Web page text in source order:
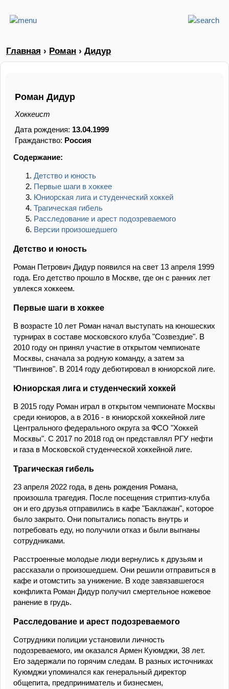
Главная › Роман › Дидур
Роман Дидур
Хоккеист
Дата рождения: 13.04.1999
Гражданство: Россия
Содержание:
Детство и юность
Первые шаги в хоккее
Юниорская лига и студенческий хоккей
Трагическая гибель
Расследование и арест подозреваемого
Версии произошедшего
Детство и юность
Роман Петрович Дидур появился на свет 13 апреля 1999
года. Его детство прошло в Москве, где он с ранних лет
увлекся хоккеем.
Первые шаги в хоккее
В возрасте 10 лет Роман начал выступать на юношеских
турнирах в составе московского клуба "Созвездие". В
2010 году он принял участие в открытом чемпионате
Москвы, сначала за родную команду, а затем за
"Пингвинов". В 2014 году дебютировал в юниорской лиге.
Юниорская лига и студенческий хоккей
В 2015 году Роман играл в открытом чемпионате Москвы
среди юниоров, а в 2016 - в юниорской хоккейной лиге
Центрального федерального округа за ФСО "Хоккей
Москвы". С 2017 по 2018 год он представлял РГУ нефти
и газа в Московской студенческой хоккейной лиге.
Трагическая гибель
23 апреля 2022 года, в день рождения Романа,
произошла трагедия. После посещения стриптиз-клуба
он и его друзья отправились в кафе "Баклажан", которое
было закрыто. Они попытались попасть внутрь и
потребовать еду, но получили отказ и были выгнаны
сотрудниками.
Расстроенные молодые люди вернулись к друзьям и
рассказали о произошедшем. Они решили отправиться в
кафе и отомстить за унижение. В ходе завязавшегося
конфликта Роман Дидур получил смертельное ножевое
ранение в грудь.
Расследование и арест подозреваемого
Сотрудники полиции установили личность
подозреваемого, им оказался Армен Куюмджи, 38 лет.
Его задержали по горячим следам. В разных источниках
Куюмджи упоминался как генеральный директор
общепита, предприниматель и бизнесмен,